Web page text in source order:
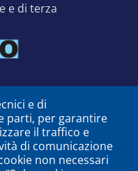
e di
parti, per garantire
il traffico e
di comunicazione
non necessari